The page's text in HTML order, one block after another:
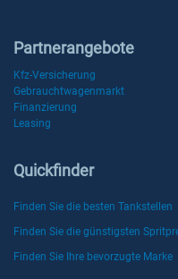
Partnerangebote
Kfz-Versicherung
Gebrauchtwagenmarkt
Finanzierung
Leasing
Quickfinder
Finden Sie die besten Tankstellen
Finden Sie die günstigsten
Finden Sie Ihre bevorzugte Marke